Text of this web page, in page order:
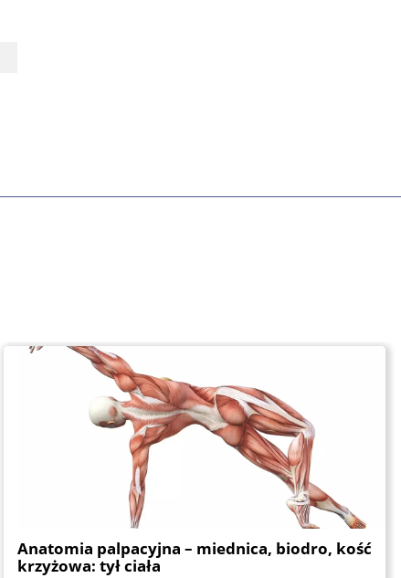
Anatomia palpacyjna – miednica, biodro, kość
krzyżowa: tył ciała